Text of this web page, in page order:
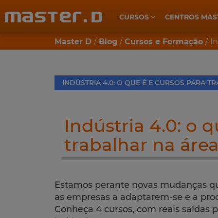
CURSOS CENTROS
Master D Blog Cursos e Formação
INDÚSTRIA 4.0: O QUE É E CURSOS PARA
Indústria 4.0: o
trabalhar na área
Estamos perante novas mudanças
as empresas a adaptarem-se e a
Conheça 4 cursos, com reais saídas